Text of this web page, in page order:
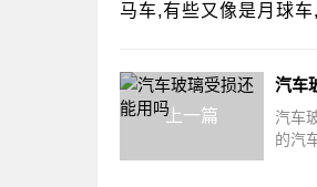
马车,有些又像是月球
上一篇
汽车
汽车
的汽